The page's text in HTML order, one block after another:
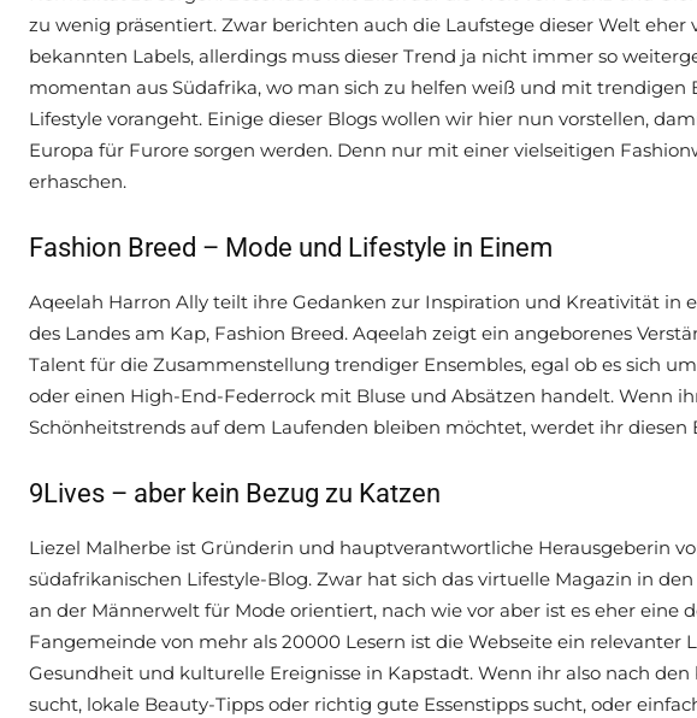
zu wenig präsentiert. Zwar berichten auch die Laufstege dieser Welt eher
bekannten Labels, allerdings muss dieser Trend ja nicht immer so
momentan aus Südafrika, wo man sich zu helfen weiß und mit trendigen
Lifestyle vorangeht. Einige dieser Blogs wollen wir hier nun vorstellen,
Europa für Furore sorgen werden. Denn nur mit einer vielseitigen
erhaschen.
Fashion Breed – Mode und Lifestyle in Einem
Aqeelah Harron Ally teilt ihre Gedanken zur Inspiration und Kreativität in
des Landes am Kap, Fashion Breed. Aqeelah zeigt ein angeborenes
Talent für die Zusammenstellung trendiger Ensembles, egal ob es sich
oder einen High-End-Federrock mit Bluse und Absätzen handelt. Wenn
Schönheitstrends auf dem Laufenden bleiben möchtet, werdet ihr diesen
9Lives – aber kein Bezug zu Katzen
Liezel Malherbe ist Gründerin und hauptverantwortliche Herausgeberin
südafrikanischen Lifestyle-Blog. Zwar hat sich das virtuelle Magazin in
an der Männerwelt für Mode orientiert, nach wie vor aber ist es eher eine
Fangemeinde von mehr als 20000 Lesern ist die Webseite ein relevanter
Gesundheit und kulturelle Ereignisse in Kapstadt. Wenn ihr also nach
sucht, lokale Beauty-Tipps oder richtig gute Essenstipps sucht, oder